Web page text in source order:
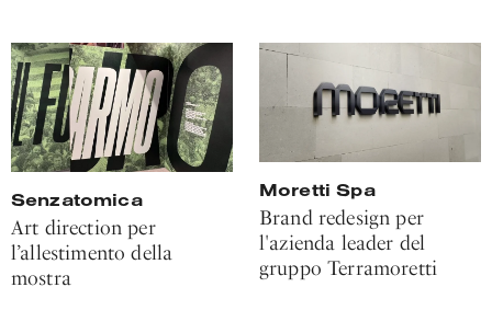
Senzatomica
Art direction per
l’allestimento della
mostra
Moretti Spa
Brand redesign per
l'azienda leader del
gruppo Terramoretti